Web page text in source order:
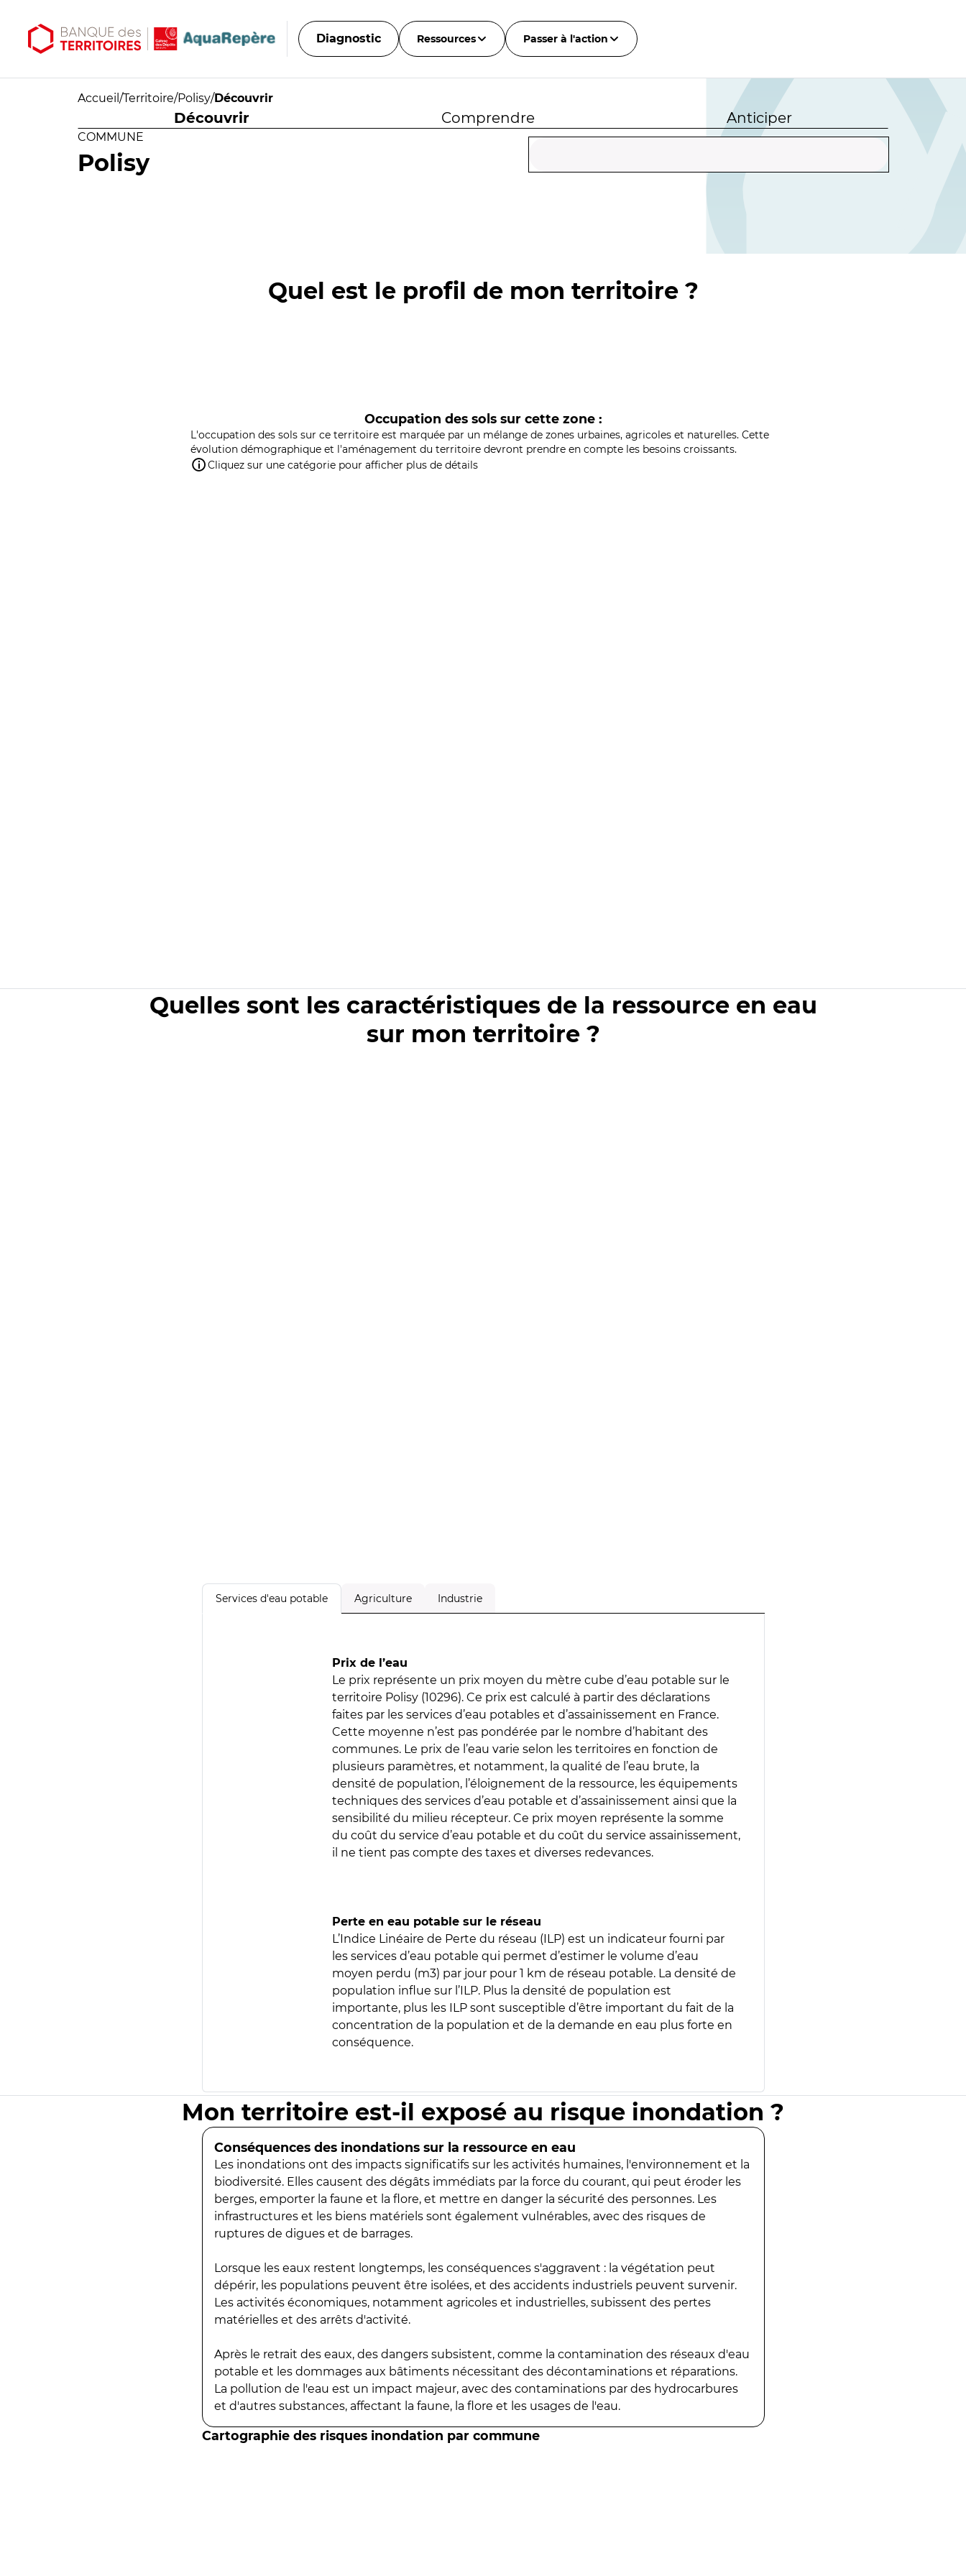
Diagnostic Ressources Passer à l'action
Accueil /Territoire/Polisy/Découvrir
Découvrir Comprendre Anticiper
COMMUNE
Polisy
Quel est le profil de mon territoire ?
Occupation des sols sur cette zone :
L'occupation des sols sur ce territoire est marquée par un mélange de zones urbaines, agricoles et naturelles. Cette
évolution démographique et l'aménagement du territoire devront prendre en compte les besoins croissants.
Cliquez sur une catégorie pour afficher plus de détails
Quelles sont les caractéristiques de la ressource en eau
sur mon territoire ?
Services d'eau potable Agriculture Industrie
Prix de l’eau
Le prix représente un prix moyen du mètre cube d’eau potable sur le
territoire Polisy (10296). Ce prix est calculé à partir des déclarations
faites par les services d’eau potables et d’assainissement en France.
Cette moyenne n’est pas pondérée par le nombre d’habitant des
communes. Le prix de l’eau varie selon les territoires en fonction de
plusieurs paramètres, et notamment, la qualité de l’eau brute, la
densité de population, l’éloignement de la ressource, les équipements
techniques des services d’eau potable et d’assainissement ainsi que la
sensibilité du milieu récepteur. Ce prix moyen représente la somme
du coût du service d’eau potable et du coût du service assainissement,
il ne tient pas compte des taxes et diverses redevances.
Perte en eau potable sur le réseau
L’Indice Linéaire de Perte du réseau (ILP) est un indicateur fourni par
les services d’eau potable qui permet d’estimer le volume d’eau
moyen perdu (m3) par jour pour 1 km de réseau potable. La densité de
population influe sur l’ILP. Plus la densité de population est
importante, plus les ILP sont susceptible d’être important du fait de la
concentration de la population et de la demande en eau plus forte en
conséquence.
Mon territoire est-il exposé au risque inondation ?
Conséquences des inondations sur la ressource en eau
Les inondations ont des impacts significatifs sur les activités humaines, l'environnement et la
biodiversité. Elles causent des dégâts immédiats par la force du courant, qui peut éroder les
berges, emporter la faune et la flore, et mettre en danger la sécurité des personnes. Les
infrastructures et les biens matériels sont également vulnérables, avec des risques de
ruptures de digues et de barrages.
Lorsque les eaux restent longtemps, les conséquences s'aggravent : la végétation peut
dépérir, les populations peuvent être isolées, et des accidents industriels peuvent survenir.
Les activités économiques, notamment agricoles et industrielles, subissent des pertes
matérielles et des arrêts d'activité.
Après le retrait des eaux, des dangers subsistent, comme la contamination des réseaux d'eau
potable et les dommages aux bâtiments nécessitant des décontaminations et réparations.
La pollution de l'eau est un impact majeur, avec des contaminations par des hydrocarbures
et d'autres substances, affectant la faune, la flore et les usages de l'eau.
Cartographie des risques inondation par commune